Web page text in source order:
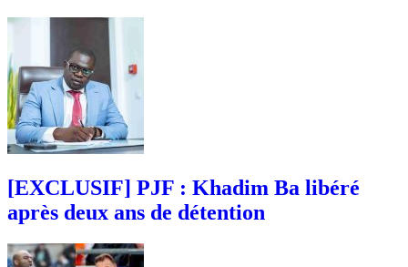
[EXCLUSIF] PJF : Khadim Ba libéré
après deux ans de détention